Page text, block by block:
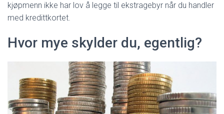
kjøpmenn ikke har lov å legge til ekstragebyr når du handler
med kredittkortet.
Hvor mye skylder du, egentlig?